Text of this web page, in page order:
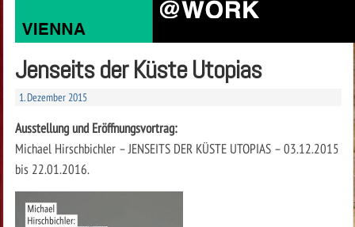
Jenseits der Küste Utopias
1. Dezember 2015
Ausstellung und Eröffnungsvortrag:
Michael Hirschbichler – JENSEITS DER KÜSTE UTOPIAS – 03.12.2015
bis 22.01.2016.